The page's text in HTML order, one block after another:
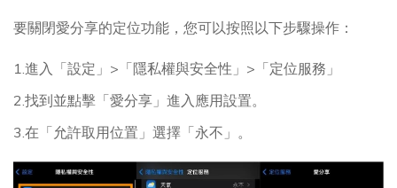
要關閉愛分享的定位功能，您可以按照以下步驟操作：
1.進入「設定」>「隱私權與安全性」>「定位服務」
2.找到並點擊「愛分享」進入應用設置。
3.在「允許取用位置」選擇「永不」。